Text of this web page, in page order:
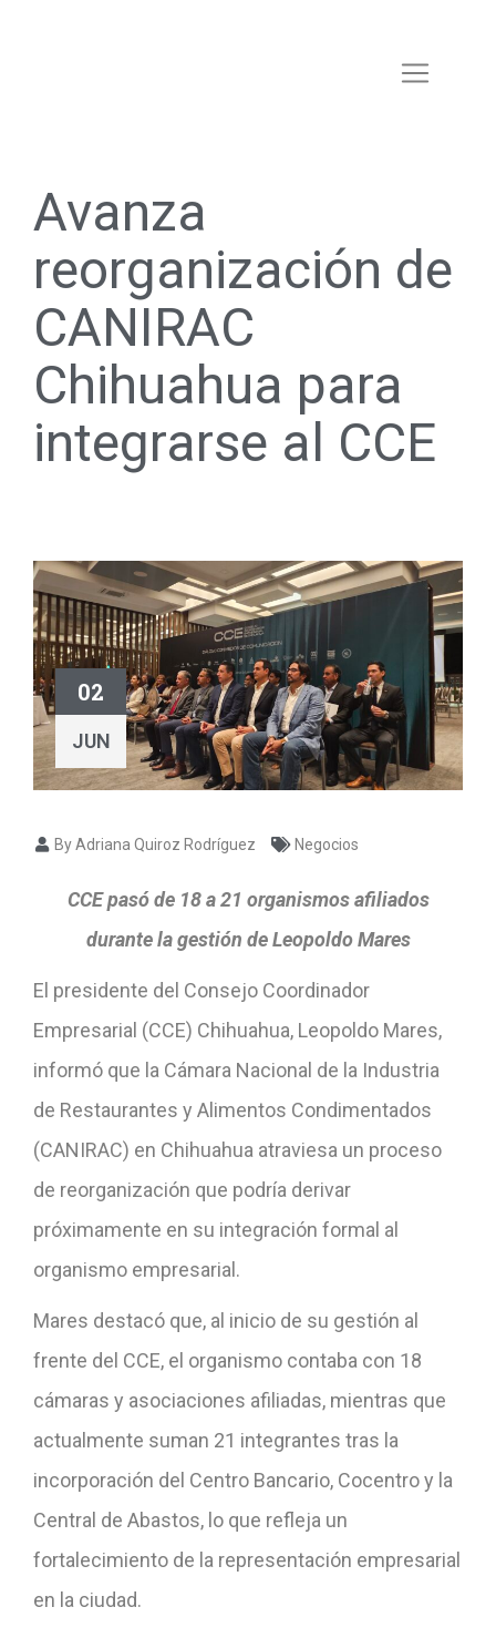
Avanza
reorganización de
CANIRAC
Chihuahua para
integrarse al CCE
02
JUN
By Adriana Quiroz Rodríguez Negocios
CCE pasó de 18 a 21 organismos afiliados
durante la gestión de Leopoldo Mares
El presidente del Consejo Coordinador
Empresarial (CCE) Chihuahua, Leopoldo Mares,
informó que la Cámara Nacional de la Industria
de Restaurantes y Alimentos Condimentados
(CANIRAC) en Chihuahua atraviesa un proceso
de reorganización que podría derivar
próximamente en su integración formal al
organismo empresarial.
Mares destacó que, al inicio de su gestión al
frente del CCE, el organismo contaba con 18
cámaras y asociaciones afiliadas, mientras que
actualmente suman 21 integrantes tras la
incorporación del Centro Bancario, Cocentro y la
Central de Abastos, lo que refleja un
fortalecimiento de la representación empresarial
en la ciudad.